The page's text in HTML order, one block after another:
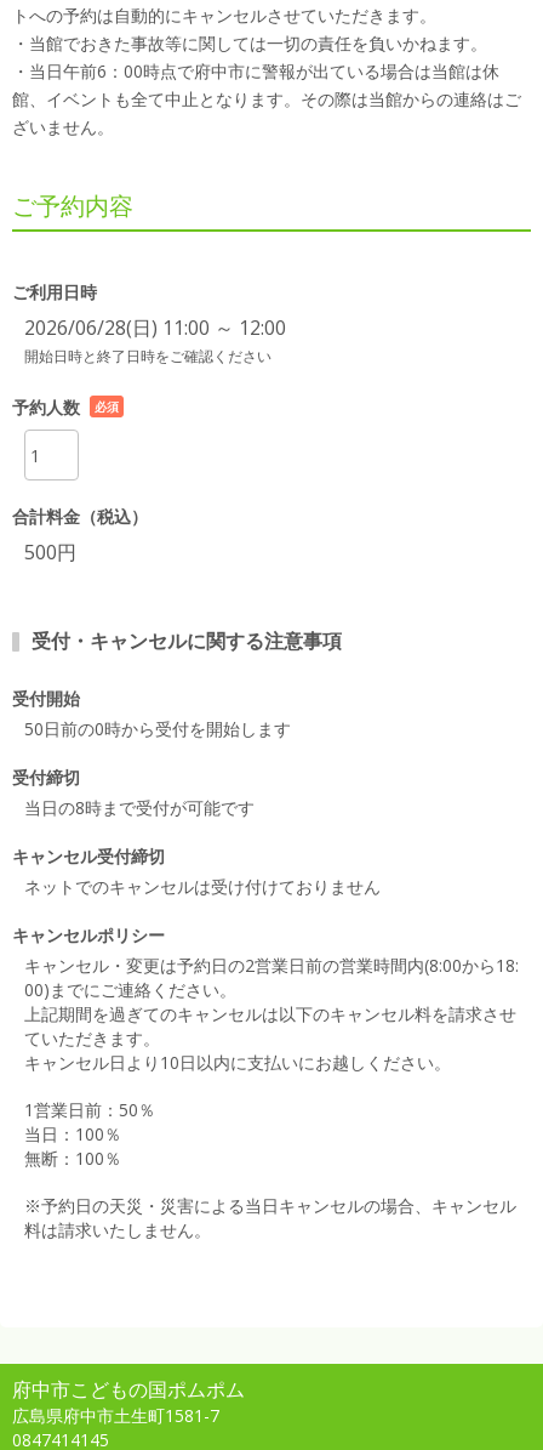
トへの予約は自動的にキャンセルさせていただきます。
・当館でおきた事故等に関しては一切の責任を負いかねます。
・当日午前6：00時点で府中市に警報が出ている場合は当館は休
館、イベントも全て中止となります。その際は当館からの連絡はご
ざいません。
ご予約内容
ご利用日時
2026/06/28(日) 11:00 ～ 12:00
開始日時と終了日時をご確認ください
予約人数
必須
合計料金（税込）
500円
受付・キャンセルに関する注意事項
受付開始
50日前の0時から受付を開始します
受付締切
当日の8時まで受付が可能です
キャンセル受付締切
ネットでのキャンセルは受け付けておりません
キャンセルポリシー
キャンセル・変更は予約日の2営業日前の営業時間内(8:00から18:
00)までにご連絡ください。
上記期間を過ぎてのキャンセルは以下のキャンセル料を請求させ
ていただきます。
キャンセル日より10日以内に支払いにお越しください。
1営業日前：50％
当日：100％
無断：100％
※予約日の天災・災害による当日キャンセルの場合、キャンセル
料は請求いたしません。
府中市こどもの国ポムポム
広島県府中市土生町1581-7
0847414145